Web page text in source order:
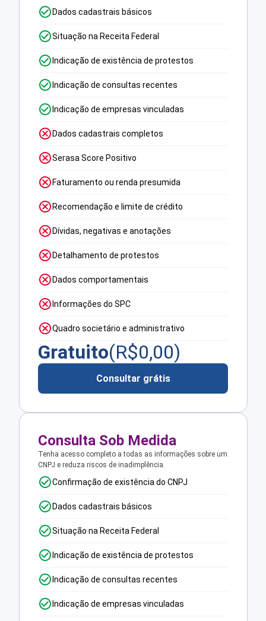
Dados cadastrais básicos
Situação na Receita Federal
Indicação de existência de protestos
Indicação de consultas recentes
Indicação de empresas vinculadas
Dados cadastrais completos
Serasa Score Positivo
Faturamento ou renda presumida
Recomendação e limite de crédito
Dívidas, negativas e anotações
Detalhamento de protestos
Dados comportamentais
Informações do SPC
Quadro societário e administrativo
Gratuito(R$0,00)
Consultar grátis
Consulta Sob Medida
Tenha acesso completo a todas as informações sobre um
CNPJ e reduza riscos de inadimplência.
Confirmação de existência do CNPJ
Dados cadastrais básicos
Situação na Receita Federal
Indicação de existência de protestos
Indicação de consultas recentes
Indicação de empresas vinculadas